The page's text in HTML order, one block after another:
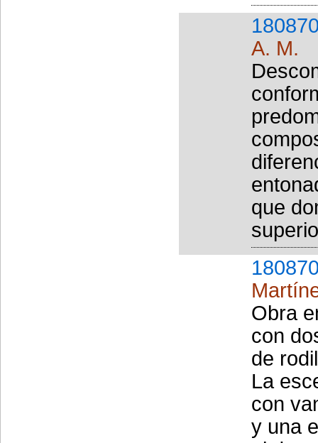
A. M.
que
Obra
con
de
La
con
y una